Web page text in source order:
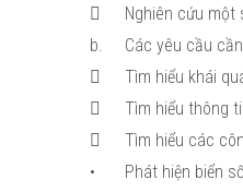

Nghiên cứu một
b.
Các yêu cầu

Tìm hiểu khái

Tìm hiểu thông

Tìm hiểu các
•
Phát hiện biển